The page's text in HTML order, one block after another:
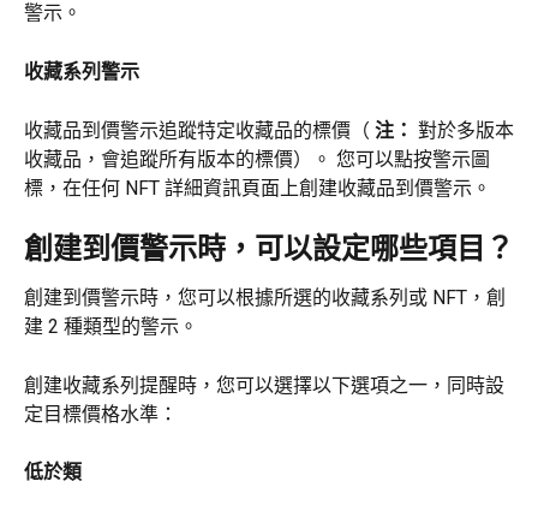
警示。
收藏系列警示
收藏品到價警示追蹤特定收藏品的標價（ 注： 對於多版本
收藏品，會追蹤所有版本的標價）。 您可以點按警示圖
標，在任何 NFT 詳細資訊頁面上創建收藏品到價警示。
創建到價警示時，可以設定哪些項目？
創建到價警示時，您可以根據所選的收藏系列或 NFT，創
建 2 種類型的警示。
創建收藏系列提醒時，您可以選擇以下選項之一，同時設
定目標價格水準：
低於類